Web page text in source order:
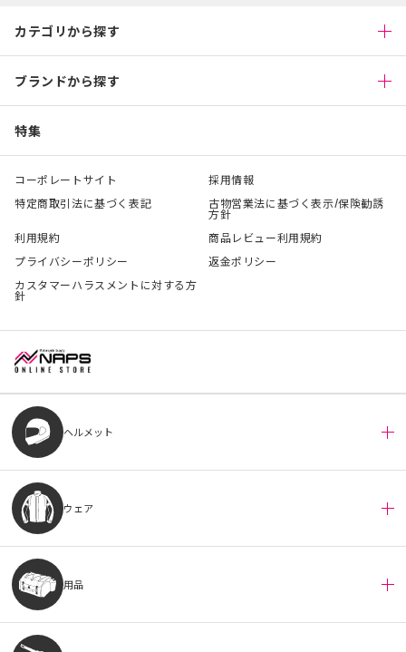
カテゴリから探す
ブランドから探す
特集
コーポレートサイト
採用情報
特定商取引法に基づく表記
古物営業法に基づく表示/保険勧誘
方針
利用規約
商品レビュー利用規約
プライバシーポリシー
返金ポリシー
カスタマーハラスメントに対する方
針
ヘルメット
ウェア
用品